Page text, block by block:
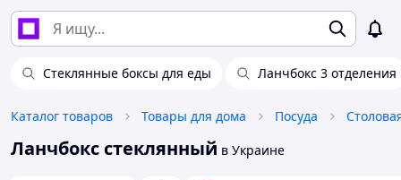
Стеклянные боксы для еды Ланчбокс 3 отделения
Каталог товаров Товары для дома Посуда
Ланчбокс стеклянный в Украине